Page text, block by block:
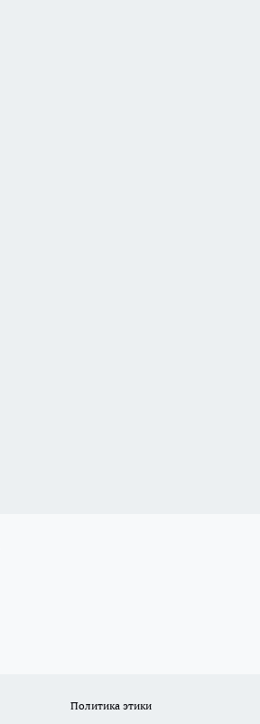
Политика этики